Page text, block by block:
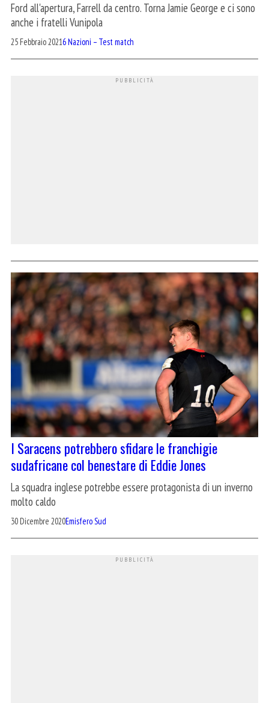
Ford all'apertura, Farrell da centro. Torna Jamie George e ci sono
anche i fratelli Vunipola
25 Febbraio 20216 Nazioni – Test match
I Saracens potrebbero sfidare le franchigie
sudafricane col benestare di Eddie Jones
La squadra inglese potrebbe essere protagonista di un inverno
molto caldo
30 Dicembre 2020Emisfero Sud